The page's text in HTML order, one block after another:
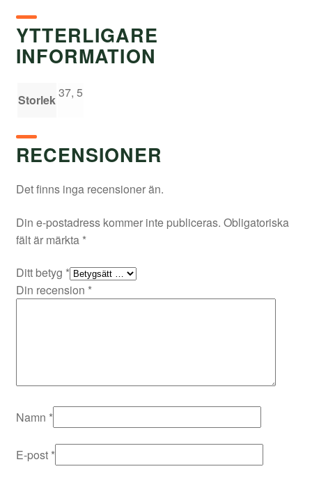
YTTERLIGARE
INFORMATION
Storlek37, 5
RECENSIONER
Det finns inga recensioner än.
Din e-postadress kommer inte publiceras. Obligatoriska
fält är märkta *
Ditt betyg *
Din recension *
Namn *
E-post *